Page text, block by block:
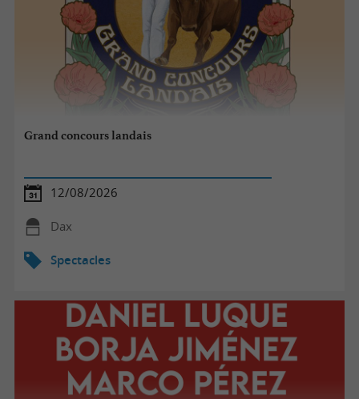
Grand concours landais
12/08/2026
Dax
Spectacles